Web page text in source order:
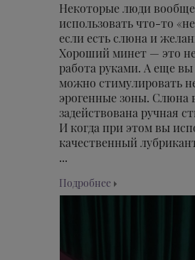
Некоторые люди
использовать что-то
если есть слюна и
Хороший минет — это
работа руками. А еще
можно стимулировать
эрогенные зоны. Слюна
задействована ручная
И когда при этом вы
качественный
...
Подробнее